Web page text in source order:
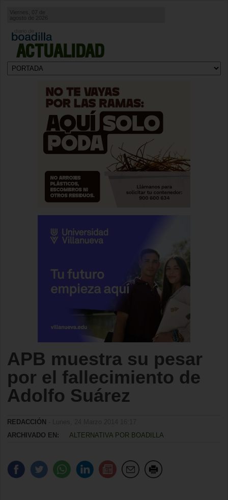
ACTUALIDAD
agosto de 2026
APB muestra su pesar
por el fallecimiento de
Adolfo Suárez
REDACCIÓN
ARCHIVADO EN:
ALTERNATIVA POR BOADILLA